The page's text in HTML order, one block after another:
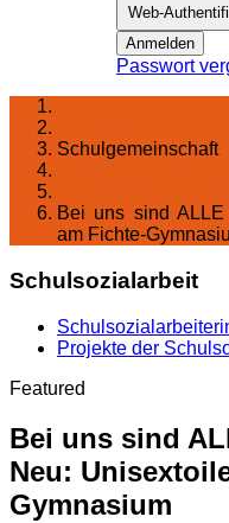
Web-
Anmelden
Passwort
Schulgemeinschaft
Bei uns sind
am Fichte-
Schulsozialarbeit
Projekte der
Featured
Bei uns sind
Neu:
Gymnasium